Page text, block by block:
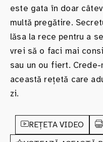
este gata în doar
multă pregătire.
lăsa la rece pentru a
vrei să o faci mai
sau un ou fiert.
această rețetă care
zi.
REȚETA VIDEO